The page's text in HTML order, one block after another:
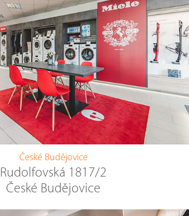
České Budějovice
Rudolfovská 1817/2
České Budějovice